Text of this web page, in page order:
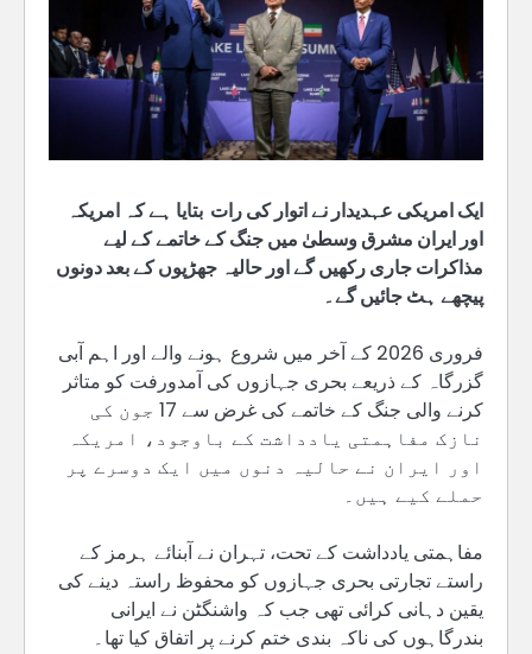
ایک امریکی عہدیدار نے اتوار کی رات بتایا ہے کہ امریکہ
اور ایران مشرق وسطیٰ میں جنگ کے خاتمے کے لیے
مذاکرات جاری رکھیں گے اور حالیہ جھڑپوں کے بعد دونوں
پیچھے ہٹ جائیں گے۔
فروری 2026 کے آخر میں شروع ہونے والے اور اہم آبی
گزرگاہ کے ذریعے بحری جہازوں کی آمدورفت کو متاثر
کرنے والی جنگ کے خاتمے کی غرض سے 17 جون کی
نازک مفاہمتی یادداشت کے باوجود، امریکہ
اور ایران نے حالیہ دنوں میں ایک دوسرے پر
حملے کیے ہیں۔
مفاہمتی یادداشت کے تحت، تہران نے آبنائے ہرمز کے
راستے تجارتی بحری جہازوں کو محفوظ راستہ دینے کی
یقین دہانی کرائی تھی جب کہ واشنگٹن نے ایرانی
بندرگاہوں کی ناکہ بندی ختم کرنے پر اتفاق کیا تھا۔